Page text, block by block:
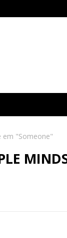
em "Someone"